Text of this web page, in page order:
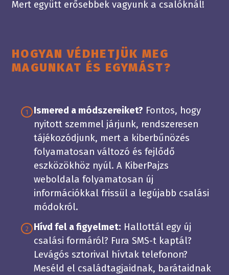
Mert együtt erősebbek vagyunk a csalóknál!
HOGYAN VÉDHETJÜK MEG
MAGUNKAT ÉS EGYMÁST?
1 Ismered a módszereiket? Fontos, hogy
nyitott szemmel járjunk, rendszeresen
tájékozódjunk, mert a kiberbűnözés
folyamatosan változó és fejlődő
eszközökhöz nyúl. A KiberPajzs
weboldala folyamatosan új
információkkal frissül a legújabb csalási
módokról.
2 Hívd fel a figyelmet: Hallottál egy új
csalási formáról? Fura SMS-t kaptál?
Levágós sztorival hívtak telefonon?
Meséld el családtagjaidnak, barátaidnak